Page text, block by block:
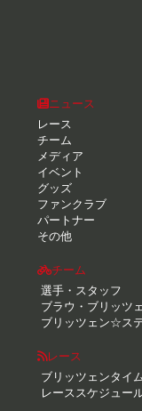
ニュース
レース
チーム
メディア
イベント
グッズ
ファンクラブ
パートナー
その他
チーム
選手・スタッフ
ブラウ・ブリッツ
ブリッツェン☆ス
レース
ブリッツェンタイ
レーススケジュー